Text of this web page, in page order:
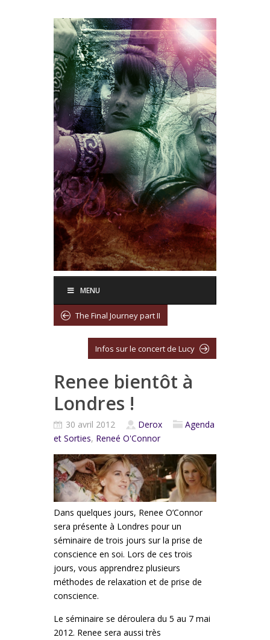
MENU
The Final Journey part II
Infos sur le concert de Lucy
Renee bientôt à
Londres !
30 avril 2012 Derox
Agenda
et Sorties, Reneé O'Connor
Dans quelques jours, Renee O’Connor
sera présente à Londres pour un
séminaire de trois jours sur la prise de
conscience en soi. Lors de ces trois
jours, vous apprendrez plusieurs
méthodes de relaxation et de prise de
conscience.
Le séminaire se déroulera du 5 au 7 mai
2012. Renee sera aussi très